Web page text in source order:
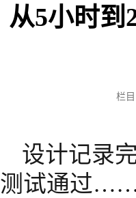
从5小时到
栏
设计记录
测试通过……